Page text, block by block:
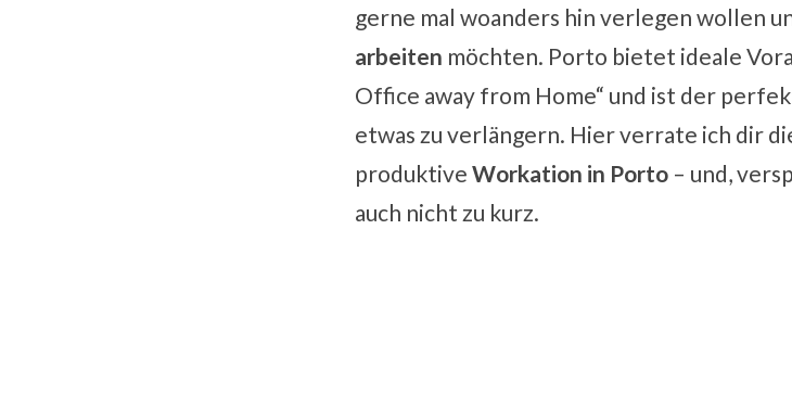
gerne mal woanders hin verlegen wollen
arbeiten möchten. Porto bietet ideale
Office away from Home“ und ist der
etwas zu verlängern. Hier verrate ich dir
produktive Workation in Porto – und,
auch nicht zu kurz.